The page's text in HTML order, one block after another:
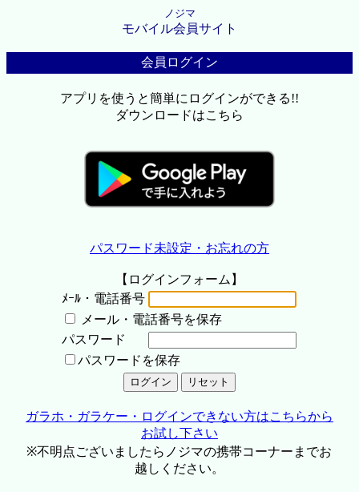
ノジマ
モバイル会員サイト
会員ログイン
アプリを使うと簡単にログインができる!!
ダウンロードはこちら
パスワード未設定・お忘れの方
【ログインフォーム】
ﾒｰﾙ・電話番号
メール・電話番号を保存
パスワード
パスワードを保存
ガラホ・ガラケー・ログインできない方はこちらから
お試し下さい
※不明点ございましたらノジマの携帯コーナーまでお
越しください。